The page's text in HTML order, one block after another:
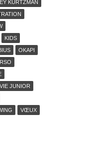
KURTZMAN
KIDS
OKAPI
JUNIOR
VŒUX